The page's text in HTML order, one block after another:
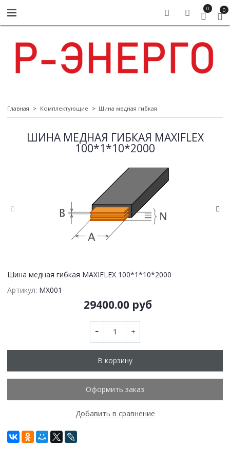
0 0
Главная Комплектующие Шина медная гибкая
ШИНА МЕДНАЯ ГИБКАЯ MAXIFLEX
100*1*10*2000
Шина медная гибкая MAXIFLEX 100*1*10*2000
Артикул: MX001
29400.00 руб
В корзину
Оформить заказ
Добавить в сравнение